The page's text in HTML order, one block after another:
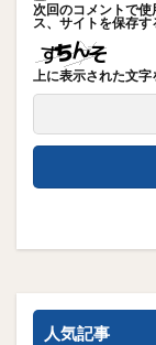
次回のコメントで
ス、サイトを保存す
上に表示された文字
人気記事